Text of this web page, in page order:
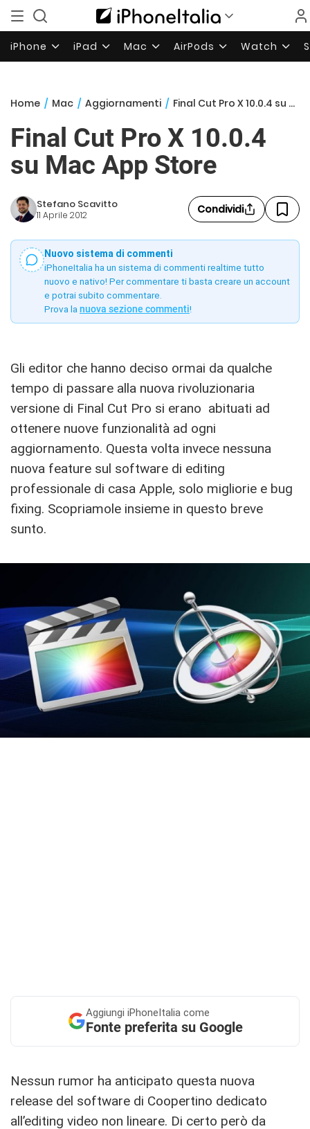
iPhone iPad Mac AirPods Watch
Home / Mac / Aggiornamenti / Final Cut Pro X 10.0.4 su Mac App Store
Final Cut Pro X 10.0.4
su Mac App Store
Stefano Scavitto
11 Aprile 2012 Condividi
Nuovo sistema di commenti
iPhoneItalia ha un sistema di commenti realtime tutto
nuovo e nativo! Per commentare ti basta creare un account
e potrai subito commentare.
Prova la nuova sezione commenti!
Gli editor che hanno deciso ormai da qualche
tempo di passare alla nuova rivoluzionaria
versione di Final Cut Pro si erano abituati ad
ottenere nuove funzionalità ad ogni
aggiornamento. Questa volta invece nessuna
nuova feature sul software di editing
professionale di casa Apple, solo migliorie e bug
fixing. Scopriamole insieme in questo breve
sunto.
Aggiungi iPhoneItalia come
Fonte preferita su Google
Nessun rumor ha anticipato questa nuova
release del software di Coopertino dedicato
all’editing video non lineare. Di certo però da